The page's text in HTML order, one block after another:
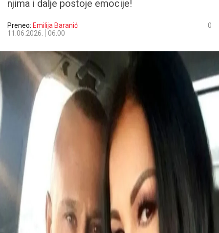
njima i dalje postoje emocije!
Preneo: Emilija Baranić
11.06.2026.
06:00
0